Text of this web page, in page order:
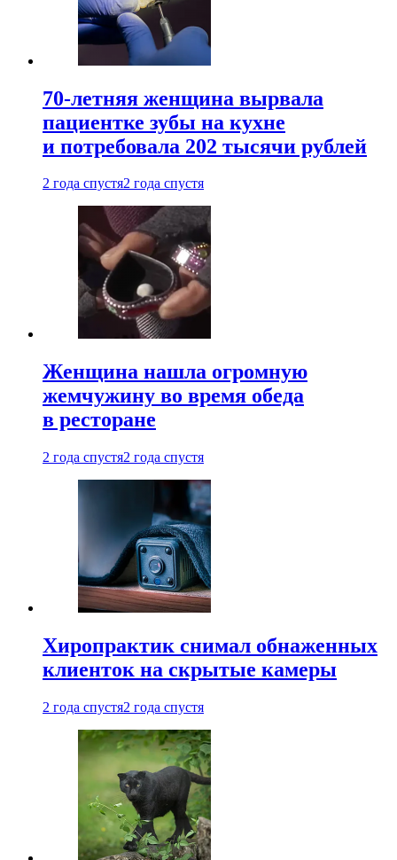
70-летняя женщина вырвала
пациентке зубы на кухне
и потребовала 202 тысячи рублей
2 года спустя2 года спустя
Женщина нашла огромную
жемчужину во время обеда
в ресторане
2 года спустя2 года спустя
Хиропрактик снимал обнаженных
клиенток на скрытые камеры
2 года спустя2 года спустя